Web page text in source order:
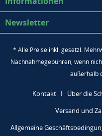
Newsletter
* Alle Preise inkl. gesetzl.
Nachnahmegebühren, wenn
außerhalb
Kontakt
Über die
Versand und
Allgemeine